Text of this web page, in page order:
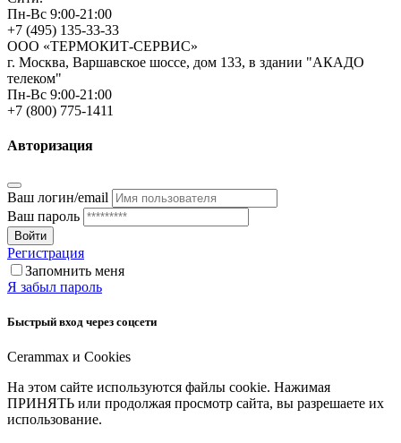
Пн-Вс 9:00-21:00
+7 (495) 135-33-33
ООО «ТЕРМОКИТ-СЕРВИС»
г. Москва, Варшавское шоссе, дом 133, в здании "АКАДО
телеком"
Пн-Вс 9:00-21:00
+7 (800) 775-1411
Авторизация
Ваш логин/email
Ваш пароль
Войти
Регистрация
Запомнить меня
Я забыл пароль
Быстрый вход через соцсети
Cerammax и Cookies
На этом сайте используются файлы cookie. Нажимая
ПРИНЯТЬ или продолжая просмотр сайта, вы разрешаете их
использование.